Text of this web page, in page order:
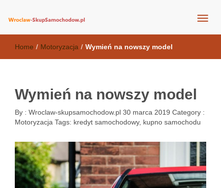
wroclaw-skupsamochodow.pl
Home / Motoryzacja / Wymień na nowszy model
Wymień na nowszy model
By : Wroclaw-skupsamochodow.pl 30 marca 2019 Category :
Motoryzacja Tags: kredyt samochodowy, kupno samochodu